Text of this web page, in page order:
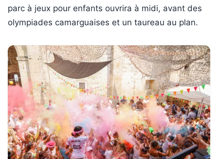
parc à jeux pour enfants ouvrira à midi, avant des
olympiades camarguaises et un taureau au plan.